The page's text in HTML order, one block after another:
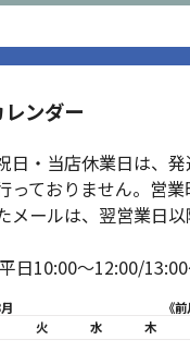
ンダー
日・当店休業日は、
っておりません。営
メールは、翌営業日
日10:00～12:00/13:00
《
火 水 木